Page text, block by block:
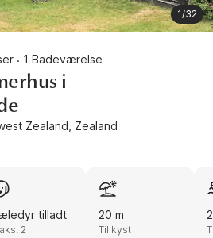
1/32
· 1 Badeværelse
i
Zealand, Zealand
tilladt
2
20 m
Til kyst